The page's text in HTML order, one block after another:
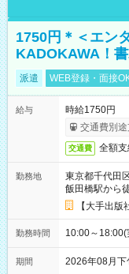
1750円＊＜エン
KADOKAWA！
派遣 WEB登録・面接
給与
時給1750円
交通費別途
交通費 全額
勤務地
東京都千代田
飯田橋駅から
【大手出
勤務時間 10:00～
期間 2026年08月